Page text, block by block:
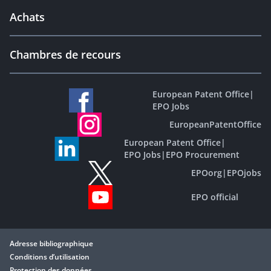
Achats
Chambres de recours
European Patent Office|
EPO Jobs
EuropeanPatentOffice
European Patent Office|
EPO Jobs| EPO Procurement
EPOorg| EPOjobs
EPO official
Adresse bibliographique
Conditions d’utilisation